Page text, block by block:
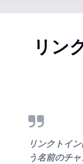
リン
リンクトイ
う名前のチ